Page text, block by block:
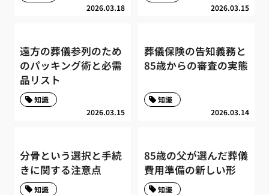
2026.03.18 2026.03.15
遠方の葬儀参列のため
のパッキング術と必需
品リスト
2026.03.15
知識
葬儀保険の告知義務と
85歳からの審査の実態
2026.03.14
知識
分骨という選択と手続
きに関する注意点
知識
85歳の父が選んだ葬儀
費用準備の新しい形
知識